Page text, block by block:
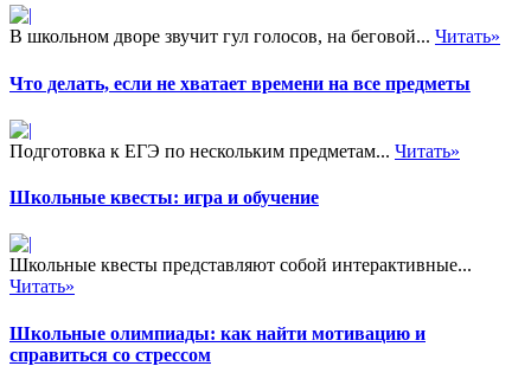
В школьном дворе звучит гул голосов, на беговой... Читать»
Что делать, если не хватает времени на все предметы
Подготовка к ЕГЭ по нескольким предметам... Читать»
Школьные квесты: игра и обучение
Школьные квесты представляют собой интерактивные...
Читать»
Школьные олимпиады: как найти мотивацию и
справиться со стрессом